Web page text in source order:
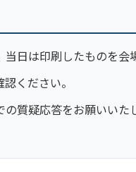
日は印刷したものを会
ください。
質疑応答をお願いいた